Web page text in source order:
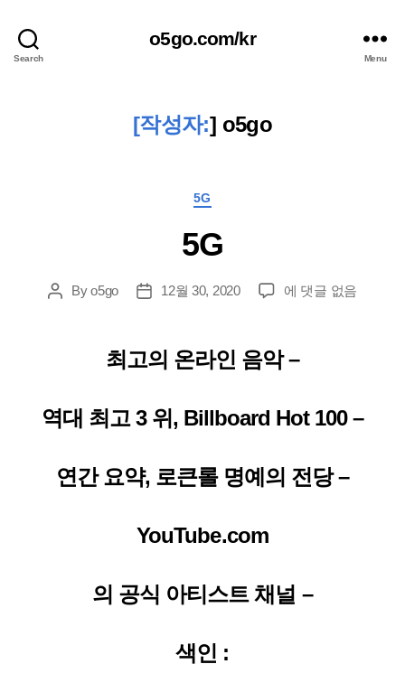
Search
o5go.com/kr
Menu
[작성자:] o5go
Categories
5G
5G
PostByo5go
Post12월 30, 2020 5G
에 댓글 없음
최고의 온라인 음악 –
역대 최고 3 위, Billboard Hot 100 –
연간 요약, 로큰롤 명예의 전당 –
YouTube.com
의 공식 아티스트 채널 –
색인 :